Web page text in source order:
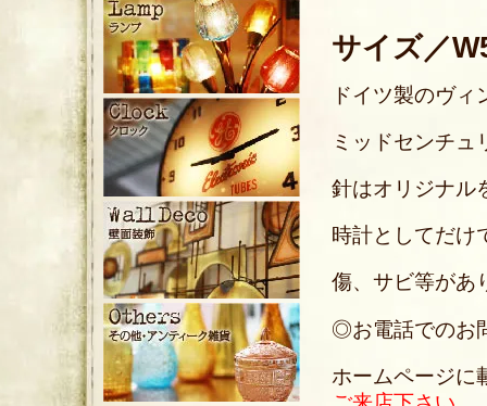
サイズ／
ドイツ製のヴ
ミッドセンチュ
針はオリジナル
時計としてだけ
傷、サビ等があ
◎お電話でのお
ホームページに